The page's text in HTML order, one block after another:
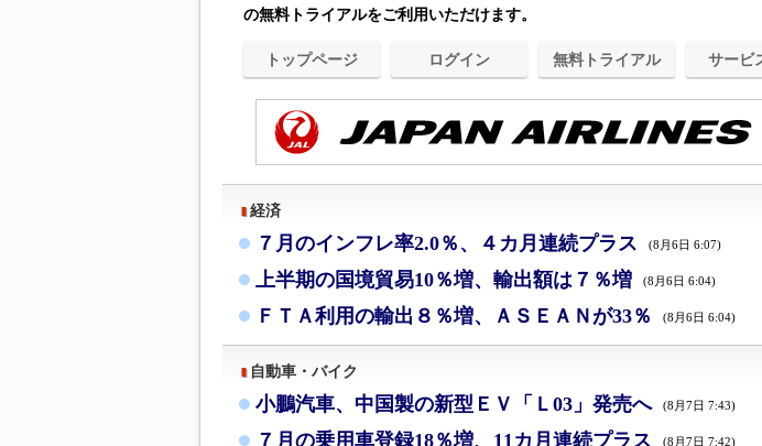
の無料トライアルをご利用いただけます。
トップページ ログイン 無料トライアル サービ
経済
７月のインフレ率2.0％、４カ月連続プラス (8月6日 6:07)
上半期の国境貿易10％増、輸出額は７％増 (8月6日 6:04)
ＦＴＡ利用の輸出８％増、ＡＳＥＡＮが33％ (8月6日 6:04)
自動車・バイク
小鵬汽車、中国製の新型ＥＶ「Ｌ03」発売へ (8月7日 7:43)
７月の乗用車登録18％増、11カ月連続プラス (8月7日 7:42)